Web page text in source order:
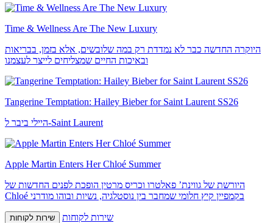
Time & Wellness Are The New Luxury
היוקרה החדשה כבר לא נמדדת רק במה שלובשים, אלא בזמן, בבריאות
ובאיכות החיים שמצליחים לייצר לעצמנו
Tangerine Temptation: Hailey Bieber for Saint Laurent SS26
היילי ביבר ל-Saint Laurent
Apple Martin Enters Her Chloé Summer
היורשת של גווינת’ פאלטרו וכריס מרטין הופכת לפנים החדשות של
Chloé בקמפיין קיץ חלומי שמחבר בין נוסטלגיה, נשיות ובוהו מודרני
שירות לקוחות שירות לקוחות